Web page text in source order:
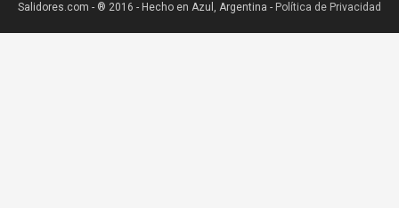
Salidores.com - ® 2016 - Hecho en Azul, Argentina - Política de Privacidad